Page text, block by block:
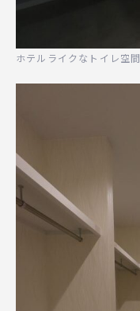
ホテルライクなトイレ空間